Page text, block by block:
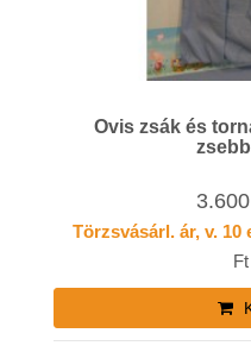
Ovis zsák és
Törzsvásárl. ár, v. 10